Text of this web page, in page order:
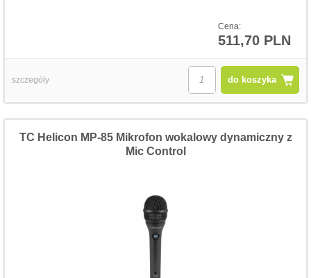
Cena:
511,70 PLN
do koszyka
szczegóły
TC Helicon MP-85 Mikrofon wokalowy dynamiczny z
Mic Control